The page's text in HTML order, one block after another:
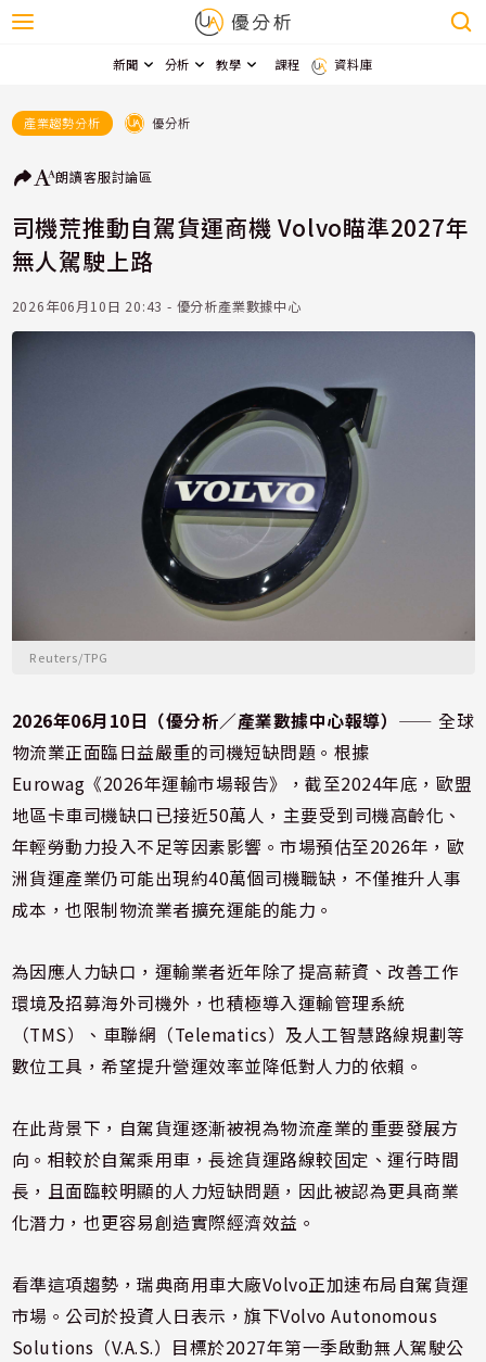
新聞 分析 教學 課程 資料庫
產業趨勢分析 優分析
朗讀客服討論區
司機荒推動自駕貨運商機 Volvo瞄準2027年
無人駕駛上路
2026年06月10日 20:43 - 優分析產業數據中心
Reuters/TPG
2026年06月10日（優分析／產業數據中心報導） ⸺ 全球
物流業正面臨日益嚴重的司機短缺問題。根據
Eurowag《2026年運輸市場報告》，截至2024年底，歐盟
地區卡車司機缺口已接近50萬人，主要受到司機高齡化、
年輕勞動力投入不足等因素影響。市場預估至2026年，歐
洲貨運產業仍可能出現約40萬個司機職缺，不僅推升人事
成本，也限制物流業者擴充運能的能力。
為因應人力缺口，運輸業者近年除了提高薪資、改善工作
環境及招募海外司機外，也積極導入運輸管理系統
（TMS）、車聯網（Telematics）及人工智慧路線規劃等
數位工具，希望提升營運效率並降低對人力的依賴。
在此背景下，自駕貨運逐漸被視為物流產業的重要發展方
向。相較於自駕乘用車，長途貨運路線較固定、運行時間
長，且面臨較明顯的人力短缺問題，因此被認為更具商業
化潛力，也更容易創造實際經濟效益。
看準這項趨勢，瑞典商用車大廠Volvo正加速布局自駕貨運
市場。公司於投資人日表示，旗下Volvo Autonomous
Solutions（V.A.S.）目標於2027年第一季啟動無人駕駛公